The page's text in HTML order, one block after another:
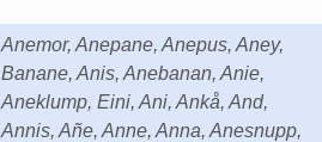
Anemor, Anepane, Anepus, Aney,
Banane, Anis, Anebanan, Anie,
Aneklump, Eini, Ani, Ankå, And,
Annis, Añe, Anne, Anna, Anesnupp,